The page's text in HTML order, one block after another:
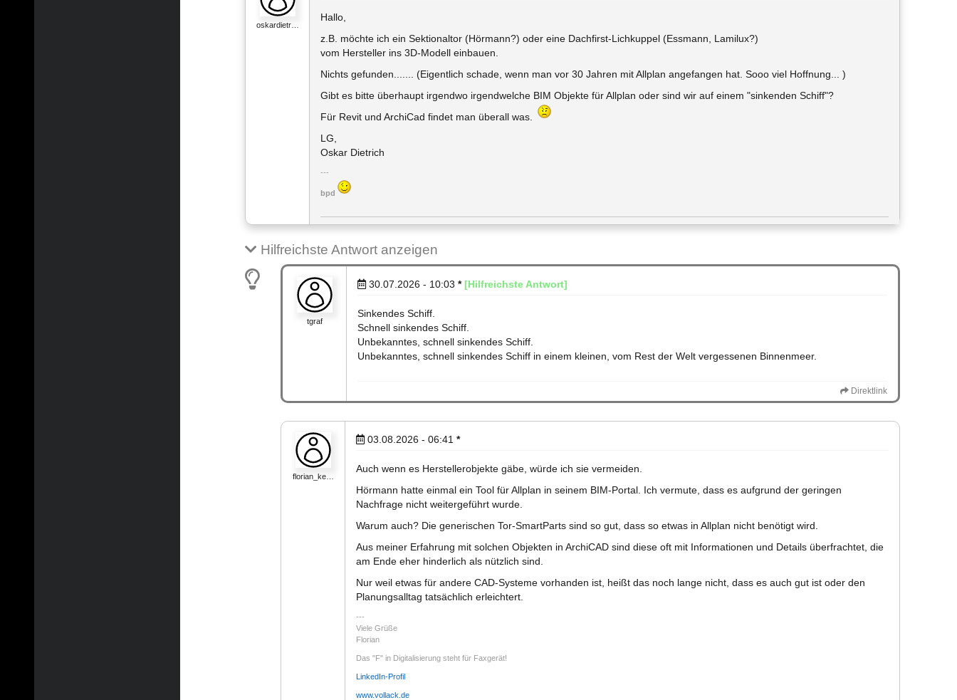
oskardietr…
Hallo,
z.B. möchte ich ein Sektionaltor (Hörmann?) oder eine Dachfirst-Lichkuppel (Essmann, Lamilux?)
vom Hersteller ins 3D-Modell einbauen.
Nichts gefunden....... (Eigentlich schade, wenn man vor 30 Jahren mit Allplan angefangen hat. Sooo viel Hoffnung... )
Gibt es bitte überhaupt irgendwo irgendwelche BIM Objekte für Allplan oder sind wir auf einem "sinkenden Schiff"?
Für Revit und ArchiCad findet man überall was.
LG,
Oskar Dietrich
bpd
Hilfreichste Antwort anzeigen
tgraf
30.07.2026 - 10:03 * [Hilfreichste Antwort]
Sinkendes Schiff.
Schnell sinkendes Schiff.
Unbekanntes, schnell sinkendes Schiff.
Unbekanntes, schnell sinkendes Schiff in einem kleinen, vom Rest der Welt vergessenen Binnenmeer.
Direktlink
florian_ke…
03.08.2026 - 06:41 *
Auch wenn es Herstellerobjekte gäbe, würde ich sie vermeiden.
Hörmann hatte einmal ein Tool für Allplan in seinem BIM-Portal. Ich vermute, dass es aufgrund der geringen
Nachfrage nicht weitergeführt wurde.
Warum auch? Die generischen Tor-SmartParts sind so gut, dass so etwas in Allplan nicht benötigt wird.
Aus meiner Erfahrung mit solchen Objekten in ArchiCAD sind diese oft mit Informationen und Details überfrachtet, die
am Ende eher hinderlich als nützlich sind.
Nur weil etwas für andere CAD-Systeme vorhanden ist, heißt das noch lange nicht, dass es auch gut ist oder den
Planungsalltag tatsächlich erleichtert.
Viele Grüße
Florian
Das "F" in Digitalisierung steht für Faxgerät!
LinkedIn-Profil
www.vollack.de